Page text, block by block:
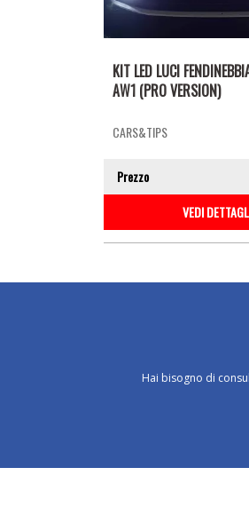
KIT LED LUCI
AW1 (PRO VERSION)
CARS&TIPS
Prezzo
VEDI
Hai bisogno di